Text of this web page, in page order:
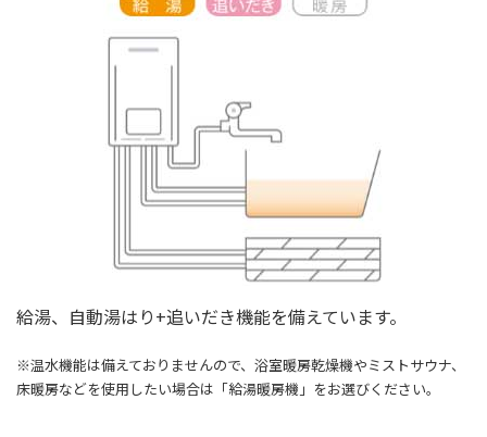
給湯、自動湯はり+追いだき機能を備えています。
※温水機能は備えておりませんので、浴室暖房乾燥機やミストサウナ、
床暖房などを使用したい場合は「給湯暖房機」をお選びください。